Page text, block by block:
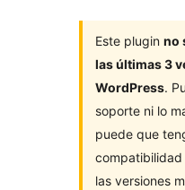
Este plugin no
las últimas 3
WordPress.
soporte ni lo
puede que
compatibilidad
las versiones